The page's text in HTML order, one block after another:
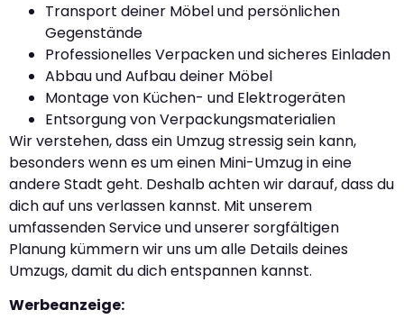
Transport deiner Möbel und persönlichen
Gegenstände
Professionelles Verpacken und sicheres Einladen
Abbau und Aufbau deiner Möbel
Montage von Küchen- und Elektrogeräten
Entsorgung von Verpackungsmaterialien
Wir verstehen, dass ein Umzug stressig sein kann,
besonders wenn es um einen Mini-Umzug in eine
andere Stadt geht. Deshalb achten wir darauf, dass du
dich auf uns verlassen kannst. Mit unserem
umfassenden Service und unserer sorgfältigen
Planung kümmern wir uns um alle Details deines
Umzugs, damit du dich entspannen kannst.
Werbeanzeige: